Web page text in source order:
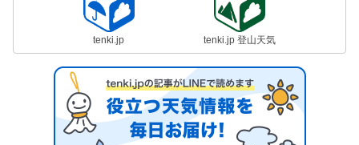
tenki.jp tenki.jp 登山天気